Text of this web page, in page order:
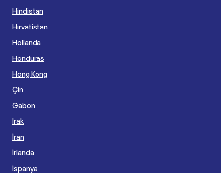
Hindistan
Hırvatistan
Hollanda
Honduras
Hong Kong
Çin
Gabon
Irak
İran
İrlanda
İspanya